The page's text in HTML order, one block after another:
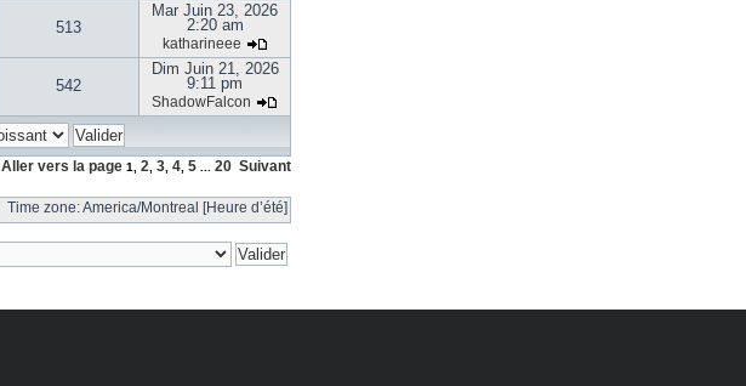
513
Mar Juin 23, 2026
2:20 am
katharineee
542
Dim Juin 21, 2026
9:11 pm
ShadowFalcon
Aller vers la page 1 2 3 4 5 20 Suivant
Time zone: America/Montreal [Heure d’été]